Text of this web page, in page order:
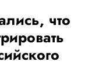
что